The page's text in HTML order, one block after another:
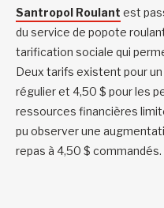
Santropol Roulant est
du service de popote
tarification sociale qui
Deux tarifs existent pour
régulier et 4,50 $ pour les
ressources financières
pu observer une
repas à 4,50 $ commandés.